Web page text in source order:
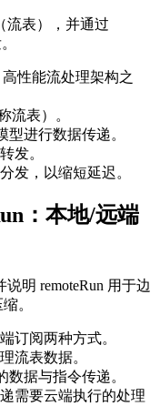
流表），并通过
性能流处理架构之
流表）。
型进行数据传递。
发。
发，以缩短延迟。
：本地/远端
明 remoteRun 用于边
。
订阅两种方式。
流表数据。
数据与指令传递。
需要云端执行的处理